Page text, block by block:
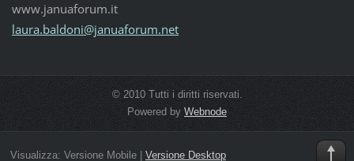
www.januaforum.it
laura.baldoni@januaforum.net
© 2010 Tutti i diritti riservati.
Powered by Webnode
Visualizza: Versione Mobile| Versione Desktop